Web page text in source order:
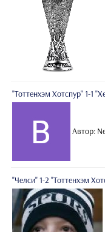
"Тоттенхэм Хотспур" 1-1
Автор:
"Челси" 1-2 "Тоттенхэм